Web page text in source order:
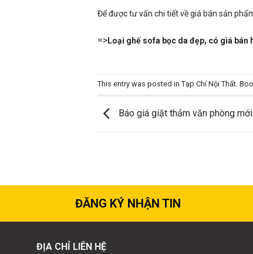
Để được tư vấn chi tiết về giá bán sản
=>Loại ghế sofa bọc da đẹp, có giá bán
This entry was posted inTạp Chí Nội Thất .
Báo giá giặt thảm văn phòng
ĐĂNG KÝ NHẬN TIN
ĐỊA CHỈ LIÊN HỆ